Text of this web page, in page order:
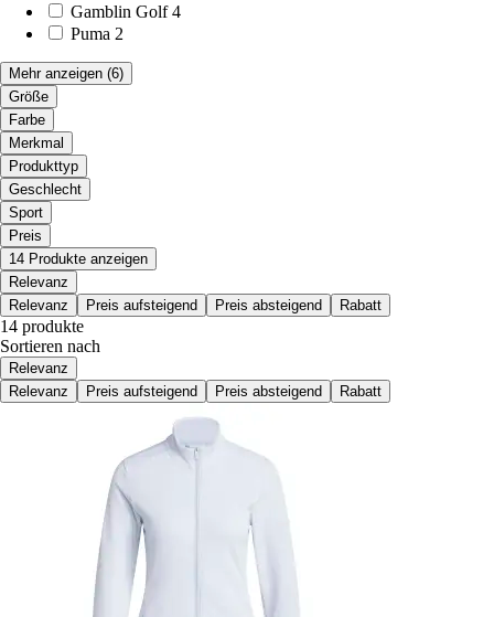
Gamblin Golf 4
Puma 2
Mehr anzeigen (6)
Größe
Farbe
Merkmal
Produkttyp
Geschlecht
Sport
Preis
14 Produkte anzeigen
Relevanz
Relevanz
Preis aufsteigend Preis absteigend Rabatt
14 produkte
Sortieren nach
Relevanz
Relevanz
Preis aufsteigend Preis absteigend Rabatt